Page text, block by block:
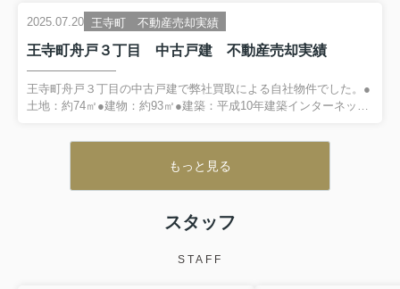
一方で、弊社取引先である司法書士を紹介させていただき、相続
登記を行いながら販売活動をさせていただきました。買主様との
売買契約後、弊社にて解体工事をさせて頂きました！とても良い
買主様とのご縁にも恵まれ、取引中も終始和やかな雰囲気でお取
引いただけました(*^▽^*)↓お問い合わせはコチラをクリック↓
2025.07.20 王寺町 不動産売却実績
王寺町舟戸３丁目 中古戸建 不動産売却実績
王寺町舟戸３丁目の中古戸建で弊社買取による自社物件でした。●
土地：約74㎡●建物：約93㎡●建築：平成10年建築インターネット
の事で、ご内覧後に即決いただけました。物件は弊社取得後にリ
テラスハウス（建物が繋がっている連棟住宅）であったため、原
則再建築不可の物件でした。物件の事もご納得いただき、良い雰
もっと見る
スタッフ
STAFF